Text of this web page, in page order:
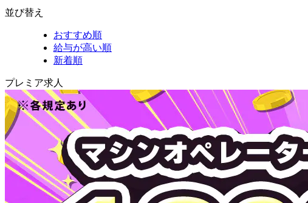
並び替え
おすすめ順
給与が高い順
新着順
プレミア求人